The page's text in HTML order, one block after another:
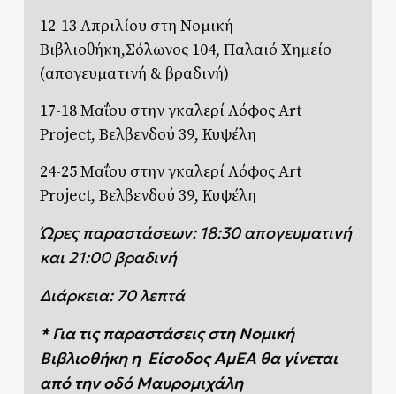
12-13 Απριλίου στη Νομική
Βιβλιοθήκη,Σόλωνος 104, Παλαιό Χημείο
(απογευματινή & βραδινή)
17-18 Μαΐου στην γκαλερί Λόφος Art
Project, Βελβενδού 39, Κυψέλη
24-25 Μαΐου στην γκαλερί Λόφος Art
Project, Βελβενδού 39, Κυψέλη
Ώρες παραστάσεων: 18:30 απογευματινή
και 21:00 βραδινή
Διάρκεια: 70 λεπτά
* Για τις παραστάσεις στη Νομική
Βιβλιοθήκη η Είσοδος ΑμΕΑ θα γίνεται
από την οδό Μαυρομιχάλη